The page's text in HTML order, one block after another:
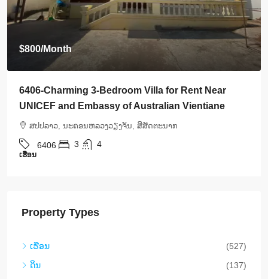
$800/Month
6406-Charming 3-Bedroom Villa for Rent Near
UNICEF and Embassy of Australian Vientiane
ສ​ປ​ປ​ລາວ, ນະຄອນຫລວງວຽງຈັນ, ສີສັດຕະນາກ
6406 3 4
ເຮືອນ
Property Types
ເຮືອນ
(527)
ດິນ
(137)